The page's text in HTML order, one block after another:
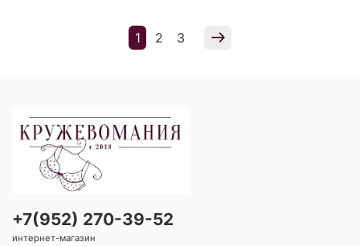
1 2 3
+7(952) 270-39-52
интернет-магазин